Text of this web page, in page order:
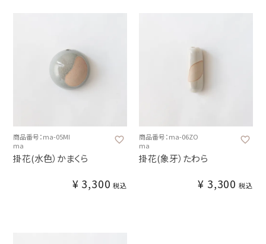
商品番号：ma-05MI
ma
掛花(水色）かまくら
¥ 3,300 税込
商品番号：ma-06ZO
ma
掛花(象牙）たわら
¥ 3,300 税込